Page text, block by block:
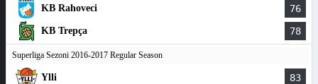
KB Rahoveci 76
KB Trepça 78
Superliga Sezoni 2016-2017 Regular Season
Ylli 83